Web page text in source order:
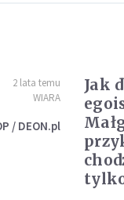
2 lata temu
WIARA
/ DEON.pl
Jak